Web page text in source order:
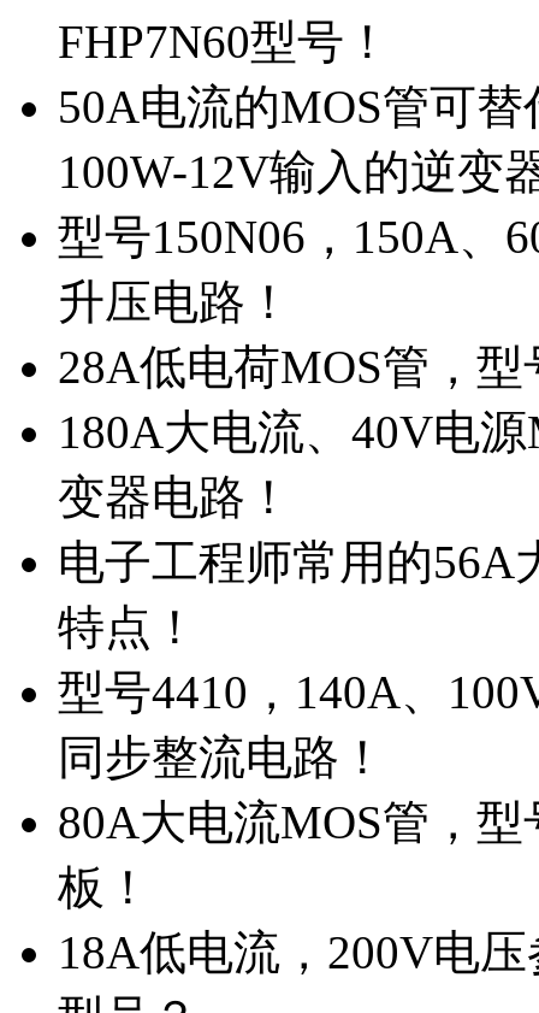
FHP7N60型号！
50A电流的MOS管可
100W-12V输入的逆变
型号150N06，150A、
升压电路！
28A低电荷MOS管，
180A大电流、40V电
变器电路！
电子工程师常用的56A
特点！
型号4410，140A、
同步整流电路！
80A大电流MOS管，
板！
18A低电流，200V电